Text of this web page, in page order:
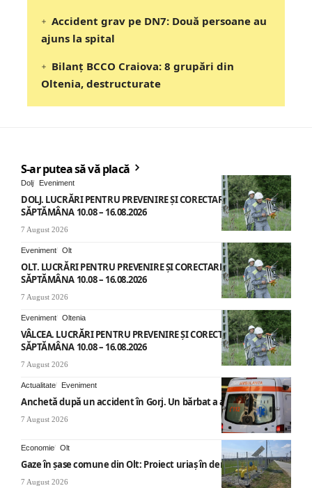
Accident grav pe DN7: Două persoane au
ajuns la spital
Bilanț BCCO Craiova: 8 grupări din
Oltenia, destructurate
S-ar putea să vă placă
Dolj Eveniment
DOLJ. LUCRĂRI PENTRU PREVENIRE ȘI CORECTARE AVARII –
SĂPTĂMÂNA 10.08 – 16.08.2026
7 August 2026
Eveniment Olt
OLT. LUCRĂRI PENTRU PREVENIRE ȘI CORECTARE AVARII –
SĂPTĂMÂNA 10.08 – 16.08.2026
7 August 2026
Eveniment Oltenia
VÂLCEA. LUCRĂRI PENTRU PREVENIRE ȘI CORECTARE AVARII –
SĂPTĂMÂNA 10.08 – 16.08.2026
7 August 2026
Actualitate Eveniment
Anchetă după un accident în Gorj. Un bărbat a ajuns la spital
7 August 2026
Economie Olt
Gaze în șase comune din Olt: Proiect uriaș în derulare
7 August 2026